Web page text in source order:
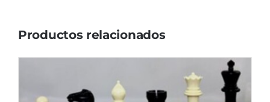
Productos relacionados